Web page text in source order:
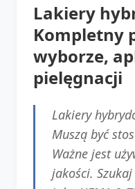
Lakiery
Kompletny
wyborze,
pielęgnacji
Lakiery
Muszą być
Ważne jest
jakości.